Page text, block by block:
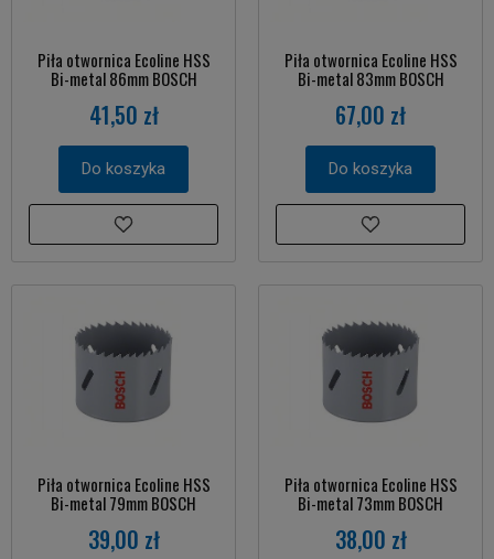
Piła otwornica Ecoline HSS
Bi-metal 86mm BOSCH
41,50 zł
Do koszyka
Piła otwornica Ecoline HSS
Bi-metal 83mm BOSCH
67,00 zł
Do koszyka
Piła otwornica Ecoline HSS
Bi-metal 79mm BOSCH
39,00 zł
Piła otwornica Ecoline HSS
Bi-metal 73mm BOSCH
38,00 zł